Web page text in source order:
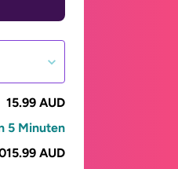
15.99 AUD
5 Minuten
AUD